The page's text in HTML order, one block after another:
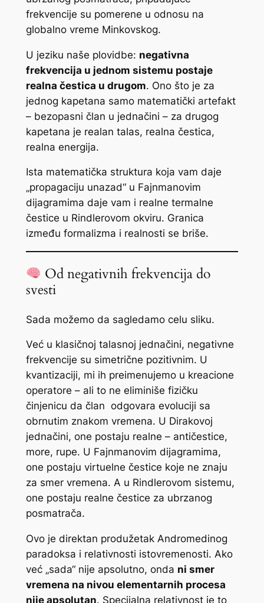
frekvencije su pomerene u odnosu na
globalno vreme Minkovskog.
U jeziku naše plovidbe: negativna
frekvencija u jednom sistemu postaje
realna čestica u drugom. Ono što je za
jednog kapetana samo matematički artefakt
– bezopasni član u jednačini – za drugog
kapetana je realan talas, realna čestica,
realna energija.
Ista matematička struktura koja vam daje
„propagaciju unazad“ u Fajnmanovim
dijagramima daje vam i realne termalne
čestice u Rindlerovom okviru. Granica
između formalizma i realnosti se briše.
Od negativnih frekvencija do
svesti
Sada možemo da sagledamo celu sliku.
Već u klasičnoj talasnoj jednačini, negativne
frekvencije su simetrične pozitivnim. U
kvantizaciji, mi ih preimenujemo u kreacione
operatore – ali to ne eliminiše fizičku
činjenicu da član odgovara evoluciji sa
obrnutim znakom vremena. U Dirakovoj
jednačini, one postaju realne – antičestice,
more, rupe. U Fajnmanovim dijagramima,
one postaju virtuelne čestice koje ne znaju
za smer vremena. A u Rindlerovom sistemu,
one postaju realne čestice za ubrzanog
posmatrača.
Ovo je direktan produžetak Andromedinog
paradoksa i relativnosti istovremenosti. Ako
već „sada“ nije apsolutno, onda ni smer
vremena na nivou elementarnih procesa
nije apsolutan. Specijalna relativnost je to